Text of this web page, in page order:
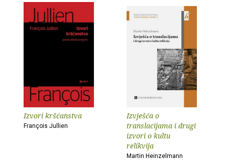
Izvori kršćanstva
François Jullien
Izvješća o
translacijama i drugi
izvori o kultu
relikvija
Martin Heinzelmann